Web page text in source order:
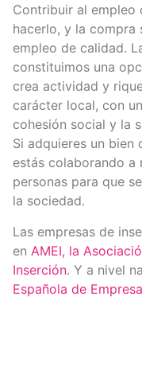
Contribuir al empleo
hacerlo, y la compra
empleo de calidad.
constituimos una
crea actividad y
carácter local, con
cohesión social y la
Si adquieres un bien
estás colaborando a
personas para que
la sociedad.
Las empresas de
en AMEI, la
Inserción. Y a nivel
Española de